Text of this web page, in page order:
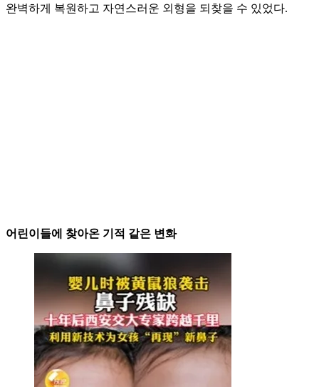
완벽하게 복원하고 자연스러운 외형을 되찾을 수 있었다.
어린이들에 찾아온 기적 같은 변화